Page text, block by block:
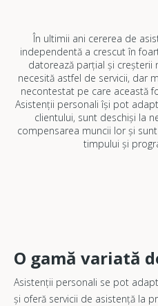
În ultimii ani cererea de
independentă a crescut în
datorează parțial și creșterii
necesită astfel de servicii, dar
necontestat pe care această
Asistenții personali își pot
clientului, sunt deschiși la
compensarea muncii lor și
timpului și
O gamă variată
Asistenții personali se pot
și oferă servicii de asistență la